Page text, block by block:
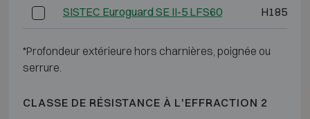
SISTEC Euroguard SE II-5 LFS60 H1850
*Profondeur extérieure hors charnières, poignée ou
serrure.
CLASSE DE RÉSISTANCE À L'EFFRACTION 2